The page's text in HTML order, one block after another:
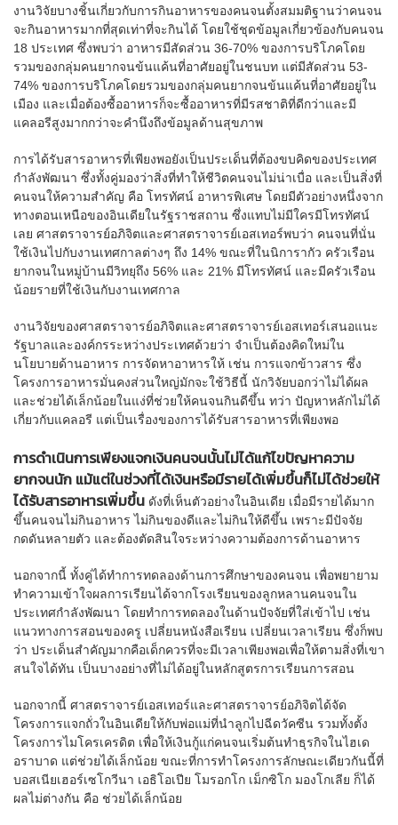
งานวิจัยบางชิ้นเกี่ยวกับการกินอาหารของคนจนตั้งสมมติฐานว่าคนจน
จะกินอาหารมากที่สุดเท่าที่จะกินได้ โดยใช้ชุดข้อมูลเกี่ยวข้องกับคนจน
18 ประเทศ ซึ่งพบว่า อาหารมีสัดส่วน 36-70% ของการบริโภคโดย
รวมของกลุ่มคนยากจนข้นแค้นที่อาศัยอยู่ในชนบท แต่มีสัดส่วน 53-
74% ของการบริโภคโดยรวมของกลุ่มคนยากจนข้นแค้นที่อาศัยอยู่ใน
เมือง และเมื่อต้องซื้ออาหารก็จะซื้ออาหารที่มีรสชาติที่ดีกว่าและมี
แคลอรีสูงมากกว่าจะคำนึงถึงข้อมูลด้านสุขภาพ
การได้รับสารอาหารที่เพียงพอยังเป็นประเด็นที่ต้องขบคิดของประเทศ
กำลังพัฒนา ซึ่งทั้งคู่มองว่าสิ่งที่ทำให้ชีวิตคนจนไม่น่าเบื่อ และเป็นสิ่งที่
คนจนให้ความสำคัญ คือ โทรทัศน์ อาหารพิเศษ โดยมีตัวอย่างหนึ่งจาก
ทางตอนเหนือของอินเดียในรัฐราชสถาน ซึ่งแทบไม่มีใครมีโทรทัศน์
เลย ศาสตราจารย์อภิจิตและศาสตราจารย์เอสเทอร์พบว่า คนจนที่นั่น
ใช้เงินไปกับงานเทศกาลต่างๆ ถึง 14% ขณะที่ในนิการากัว ครัวเรือน
ยากจนในหมู่บ้านมีวิทยุถึง 56% และ 21% มีโทรทัศน์ และมีครัวเรือน
น้อยรายที่ใช้เงินกับงานเทศกาล
งานวิจัยของศาสตราจารย์อภิจิตและศาสตราจารย์เอสเทอร์เสนอแนะ
รัฐบาลและองค์กรระหว่างประเทศด้วยว่า จำเป็นต้องคิดใหม่ใน
นโยบายด้านอาหาร การจัดหาอาหารให้ เช่น การแจกข้าวสาร ซึ่ง
โครงการอาหารมั่นคงส่วนใหญ่มักจะใช้วิธีนี้ นักวิจัยบอกว่าไม่ได้ผล
และช่วยได้เล็กน้อยในแง่ที่ช่วยให้คนจนกินดีขึ้น ทว่า ปัญหาหลักไม่ได้
เกี่ยวกับแคลอรี แต่เป็นเรื่องของการได้รับสารอาหารที่เพียงพอ
การดำเนินการเพียงแจกเงินคนจนนั้นไม่ได้แก้ไขปัญหาความ
ยากจนนัก แม้แต่ในช่วงที่ได้เงินหรือมีรายได้เพิ่มขึ้นก็ไม่ได้ช่วยให้
ได้รับสารอาหารเพิ่มขึ้น ดังที่เห็นตัวอย่างในอินเดีย เมื่อมีรายได้มาก
ขึ้นคนจนไม่กินอาหาร ไม่กินของดีและไม่กินให้ดีขึ้น เพราะมีปัจจัย
กดดันหลายตัว และต้องตัดสินใจระหว่างความต้องการด้านอาหาร
นอกจากนี้ ทั้งคู่ได้ทำการทดลองด้านการศึกษาของคนจน เพื่อพยายาม
ทำความเข้าใจผลการเรียนได้จากโรงเรียนของลูกหลานคนจนใน
ประเทศกำลังพัฒนา โดยทำการทดลองในด้านปัจจัยที่ใส่เข้าไป เช่น
แนวทางการสอนของครู เปลี่ยนหนังสือเรียน เปลี่ยนเวลาเรียน ซึ่งก็พบ
ว่า ประเด็นสำคัญมากคือเด็กควรที่จะมีเวลาเพียงพอเพื่อให้ตามสิ่งที่เขา
สนใจได้ทัน เป็นบางอย่างที่ไม่ได้อยู่ในหลักสูตรการเรียนการสอน
นอกจากนี้ ศาสตราจารย์เอสเทอร์และศาสตราจารย์อภิจิตได้จัด
โครงการแจกถั่วในอินเดียให้กับพ่อแม่ที่นำลูกไปฉีดวัคซีน รวมทั้งตั้ง
โครงการไมโครเครดิต เพื่อให้เงินกู้แก่คนจนเริ่มต้นทำธุรกิจในไฮเด
อราบาด แต่ช่วยได้เล็กน้อย ขณะที่การทำโครงการลักษณะเดียวกันนี้ที่
บอสเนียเฮอร์เซโกวีนา เอธิโอเปีย โมรอกโก เม็กซิโก มองโกเลีย ก็ได้
ผลไม่ต่างกัน คือ ช่วยได้เล็กน้อย